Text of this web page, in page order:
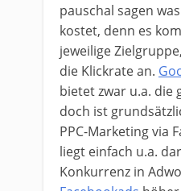
pauschal sagen
kostet, denn es
jeweilige
die Klickrate an.
bietet zwar u.a. die
doch ist
PPC-Marketing via
liegt einfach u.a.
Konkurrenz in